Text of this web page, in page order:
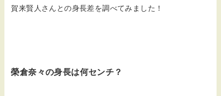
賀来賢人さんとの身長差を調べてみました！
榮倉奈々の身長は何センチ？